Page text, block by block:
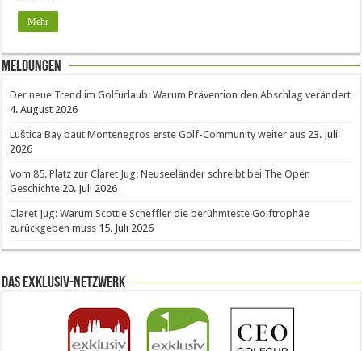
Mehr
Meldungen
Der neue Trend im Golfurlaub: Warum Prävention den Abschlag verändert
4. August 2026
Luštica Bay baut Montenegros erste Golf-Community weiter aus 23. Juli
2026
Vom 85. Platz zur Claret Jug: Neuseeländer schreibt bei The Open
Geschichte 20. Juli 2026
Claret Jug: Warum Scottie Scheffler die berühmteste Golftrophäe
zurückgeben muss 15. Juli 2026
Das Exklusiv-Netzwerk